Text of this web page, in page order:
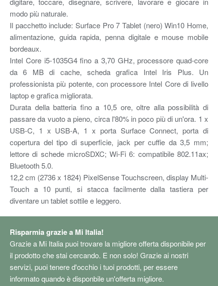
modo più naturale.
Il pacchetto include: Surface Pro 7 Tablet (nero) Win10 Home,
alimentazione, guida rapida, penna digitale e mouse mobile
bordeaux.
Intel Core i5-1035G4 fino a 3,70 GHz, processore quad-core
da 6 MB di cache, scheda grafica Intel Iris Plus. Un
professionista più potente, con processore Intel Core di livello
laptop e grafica migliorata.
Durata della batteria fino a 10,5 ore, oltre alla possibilità di
passare da vuoto a pieno, circa l'80% in poco più di un'ora. 1 x
USB-C, 1 x USB-A, 1 x porta Surface Connect, porta di
copertura del tipo di superficie, jack per cuffie da 3,5 mm;
lettore di schede microSDXC; Wi-Fi 6: compatibile 802.11ax;
Bluetooth 5.0.
12,2 cm (2736 x 1824) PixelSense Touchscreen, display Multi-
Touch a 10 punti, si stacca facilmente dalla tastiera per
diventare un tablet sottile e leggero.
Risparmia grazie a Mi Italia!
Grazie a Mi Italia puoi trovare la migliore offerta disponibile per
il prodotto che stai cercando. E non solo! Grazie ai nostri
servizi, puoi tenere d'occhio i tuoi prodotti, per essere
informato quando è disponbile un'offerta migliore.